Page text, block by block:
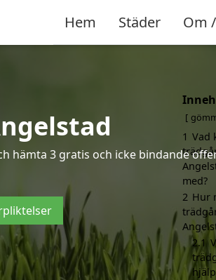
Hem Städer Om
hämta 3 gratis och icke bindande
1 Vad
med?
2 Hur
2.1